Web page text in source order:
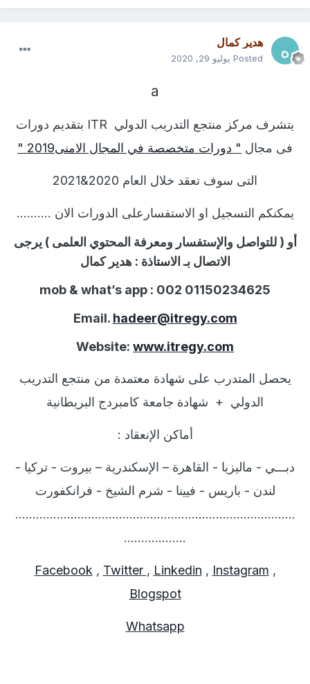
هدير كمال
Posted يوليو 29, 2020
a
يتشرف مركز منتجع التدريب الدولي ITR بتقديم دورات
فى مجال
" دورات متخصصة في المجال الامنى2019 "
التى سوف تعقد خلال العام 2020&2021
يمكنكم التسجيل او الاستفسارعلى الدورات الان..........
أو ( للتواصل والإستفسار ومعرفة المحتوي العلمى ) يرجى
الاتصال بـ الاستاذة : هدير كمال
mob & what’s app : 002 01150234625
Email.hadeer@itregy.com
Website:www.itregy.com
يحصل المتدرب على شهادة معتمدة من منتجع التدريب
الدولي
+ شهادة جامعة كامبردج البريطانية
أماكن الإنعقاد:
دبـــي - ماليزيا - القاهرة – الإسكندرية – بيروت - تركيا -
لندن - باريس - فيينا - شرم الشيخ - فرانكفورت
………………………………………………………………………
………………
Facebook ,Twitter,Linkedin ,Instagram ,
Blogspot
Whatsapp